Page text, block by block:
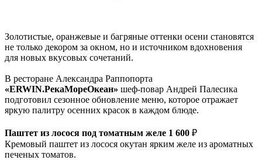
Золотистые, оранжевые и багряные оттенки осени становятся
не только декором за окном, но и источником вдохновения
для новых вкусовых сочетаний.
В ресторане Александра Раппопорта
«ERWIN.РекаМореОкеан» шеф-повар Андрей Палесика
подготовил сезонное обновление меню, которое отражает
яркую палитру осенних красок в каждом блюде.
Паштет из лосося под томатным желе 1 600 ₽
Кремовый паштет из лосося окутан ярким желе из ароматных
печеных томатов.